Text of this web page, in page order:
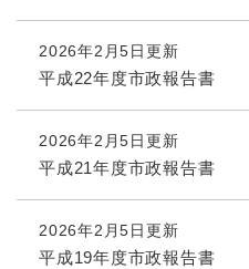
2026年2月5日更新
平成22年度市政報告書
2026年2月5日更新
平成21年度市政報告書
2026年2月5日更新
平成19年度市政報告書